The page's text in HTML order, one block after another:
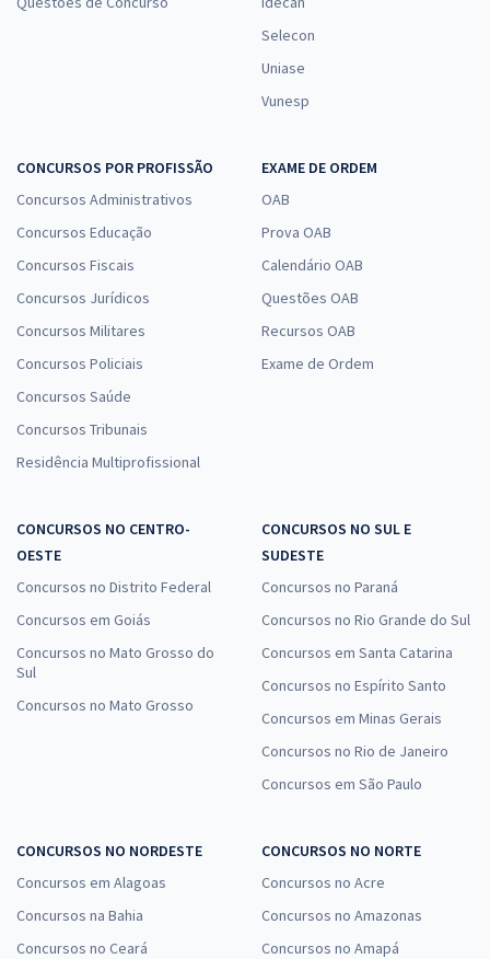
Selecon
Uniase
Vunesp
CONCURSOS POR PROFISSÃO
Concursos Administrativos
Concursos Educação
Concursos Fiscais
Concursos Jurídicos
Concursos Militares
Concursos Policiais
Concursos Saúde
Concursos Tribunais
Residência Multiprofissional
EXAME DE ORDEM
OAB
Prova OAB
Calendário OAB
Questões OAB
Recursos OAB
Exame de Ordem
CONCURSOS NO CENTRO-
OESTE
Concursos no Distrito Federal
Concursos em Goiás
Concursos no Mato Grosso do
Sul
Concursos no Mato Grosso
CONCURSOS NO SUL E
SUDESTE
Concursos no Paraná
Concursos no Rio Grande do Sul
Concursos em Santa Catarina
Concursos no Espírito Santo
Concursos em Minas Gerais
Concursos no Rio de Janeiro
Concursos em São Paulo
CONCURSOS NO NORDESTE
Concursos em Alagoas
Concursos na Bahia
Concursos no Ceará
CONCURSOS NO NORTE
Concursos no Acre
Concursos no Amazonas
Concursos no Amapá